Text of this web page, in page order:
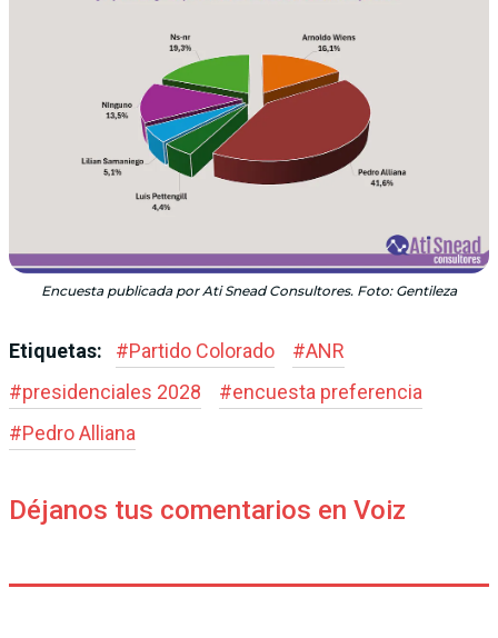
Encuesta publicada por Ati Snead Consultores. Foto: Gentileza
Etiquetas: #Partido Colorado #ANR
#presidenciales 2028 #encuesta preferencia
#Pedro Alliana
Déjanos tus comentarios en Voiz